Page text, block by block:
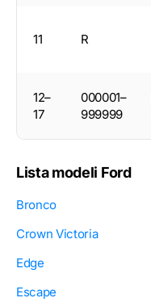
11 R
12–
17
000001–
999999
Lista modeli Ford
Bronco
Crown Victoria
Edge
Escape